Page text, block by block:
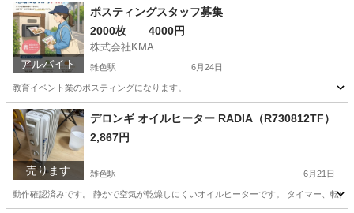
東京 大田区 雑色駅 シェアハウス 個室
アルバイト
ポスティングスタッフ募集
2000枚 4000円
株式会社KMA
雑色駅 6月24日
教育イベント業のポスティングになります。
東京 大田区 雑色駅 ポスティング
売ります
デロンギ オイルヒーター RADIA（R730812TF）
2,867円
雑色駅 6月21日
動作確認済みです。 静かで空気が乾燥しにくいオイルヒーターです。 タイマー、転